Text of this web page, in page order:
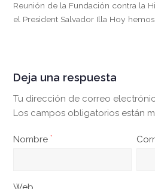
Reunión de la Fundación contra la
el President Salvador Illa Hoy
Deja una respuesta
Tu dirección de correo
Los campos obligatorios están
Nombre*